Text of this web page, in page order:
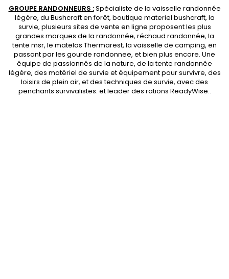
GROUPE RANDONNEURS :Spécialiste de la vaisselle randonnée
légère, du Bushcraft en forêt, boutique materiel bushcraft, la
survie, plusieurs sites de vente en ligne proposent les plus
grandes marques de la randonnée, réchaud randonnée, la
tente msr, le matelas Thermarest, la vaisselle de camping, en
passant par les gourde randonnee, et bien plus encore. Une
équipe de passionnés de la nature, de latente randonnée
légère, des matériel de survie et équipement pour survivre, des
loisirs de plein air, et des techniques de survie, avec des
penchants survivalistes. et leader des rations ReadyWise..